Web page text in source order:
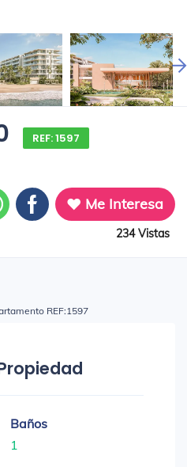
REF: 1597
Me Interesa
234 Vistas
REF:1597
Baños
1